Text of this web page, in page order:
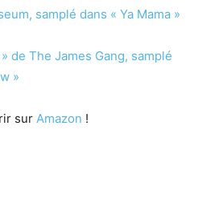
samplé dans « Ya Mama »
de The James Gang, samplé
»
sur Amazon !